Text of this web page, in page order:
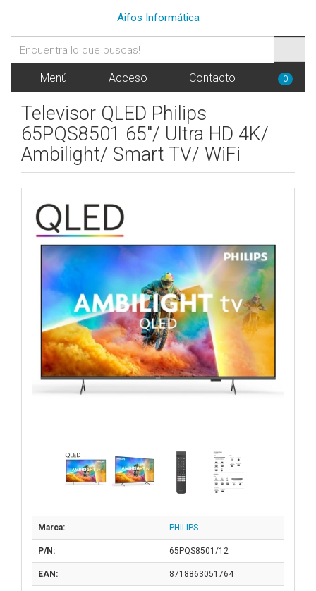
Aifos Informática
Menú Acceso Contacto 0
Televisor QLED Philips
65PQS8501 65"/ Ultra HD 4K/
Ambilight/ Smart TV/ WiFi
Marca: PHILIPS
P/N: 65PQS8501/12
EAN: 8718863051764